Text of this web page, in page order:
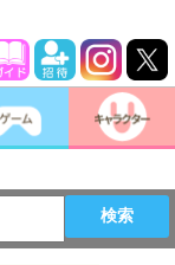
検索